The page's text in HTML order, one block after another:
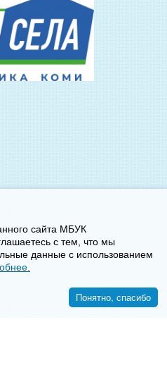
сайта МБУК
с тем, что мы
данные с использованием
Понятно, спасибо